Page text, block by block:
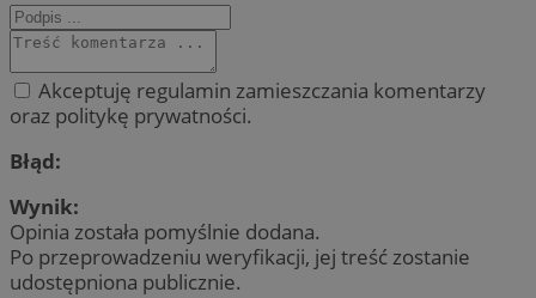
Akceptuję regulamin zamieszczania komentarzy
oraz politykę prywatności.
Błąd:
Wynik:
Opinia została pomyślnie dodana.
Po przeprowadzeniu weryfikacji, jej treść zostanie
udostępniona publicznie.